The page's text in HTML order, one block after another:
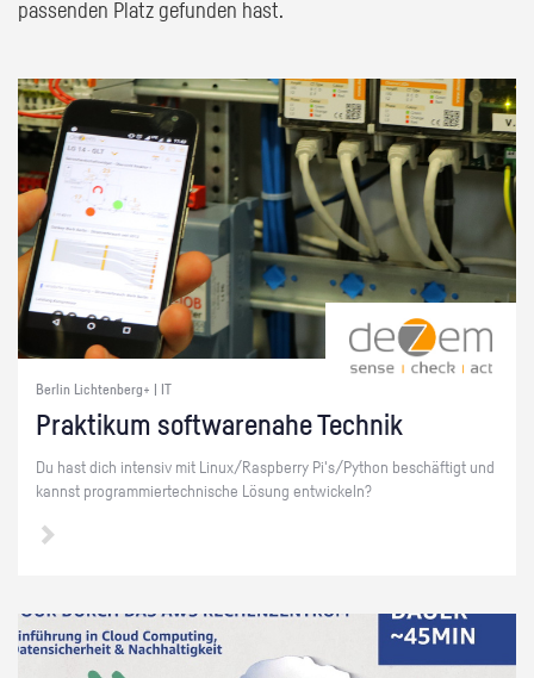
passenden Platz gefunden hast.
Berlin Lichtenberg+ | IT
Prak­ti­kum soft­ware­na­he Tech­nik
Du hast dich in­ten­siv mit Linux/Raspber­ry Pi's/Py­thon be­schäf­tigt und
kannst pro­gram­mier­tech­ni­sche Lö­sung ent­wi­ckeln?